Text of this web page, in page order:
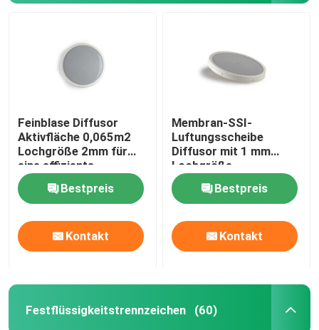
Feinblase Diffusor
Aktivfläche 0,065m2
Lochgröße 2mm für
eine effiziente
Belüftung
Bestpreis
Kontakt
Membran-SSI-
Luftungsscheibe
Diffusor mit 1 mm
Lochgröße
Bestpreis
Kontakt
Festflüssigkeitstrennzeichen (60)